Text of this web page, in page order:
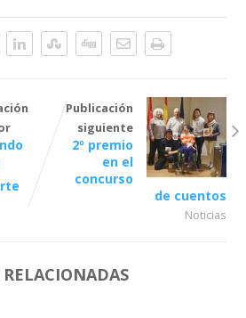
Publicación
siguiente
2º premio
en el
concurso
de cuentos
Noticias